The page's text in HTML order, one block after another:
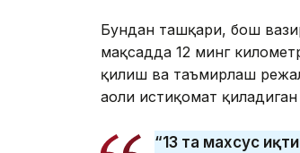
Бундан ташқари, бош
мақсадда 12 минг
қилиш ва таъмирлаш
аҳоли истиқомат
“13 та махсус